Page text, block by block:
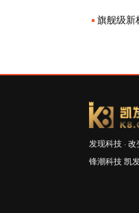
旗舰级新
发现科技 ·
锋潮科技 凯